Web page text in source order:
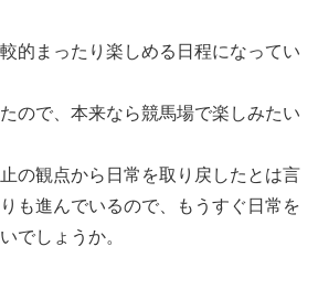
的まったり楽しめる日程になってい
ので、本来なら競馬場で楽しみたい
の観点から日常を取り戻したとは言
も進んでいるので、もうすぐ日常を
でしょうか。